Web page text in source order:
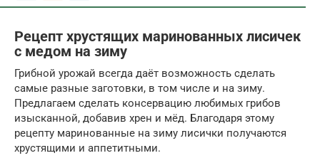
Рецепт хрустящих маринованных лисичек
с медом на зиму
Грибной урожай всегда даёт возможность сделать
самые разные заготовки, в том числе и на зиму.
Предлагаем сделать консервацию любимых грибов
изысканной, добавив хрен и мёд. Благодаря этому
рецепту маринованные на зиму лисички получаются
хрустящими и аппетитными.